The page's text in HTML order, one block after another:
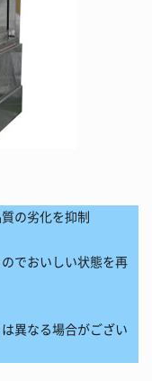
の劣化を抑制
でおいしい状態を再
異なる場合がござい